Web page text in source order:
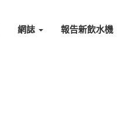
網誌 報告新飲水機